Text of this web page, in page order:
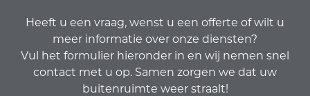
Heeft u een vraag, wenst u een offerte of wilt u
meer informatie over onze diensten?
Vul het formulier hieronder in en wij nemen snel
contact met u op. Samen zorgen we dat uw
buitenruimte weer straalt!